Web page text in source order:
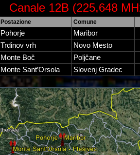
Canale 12B (225,648
Postazione Comune
Pohorje Maribor
Trdinov vrh
Novo Mesto
Monte Boč
Poljčane
Monte Sant’Orsola
Slovenj Gradec